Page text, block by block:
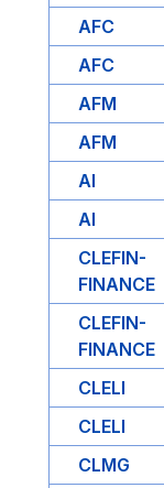
AFC
AFC
AFM
AFM
AI
AI
CLEFIN-
FINANCE
CLEFIN-
FINANCE
CLELI
CLELI
CLMG